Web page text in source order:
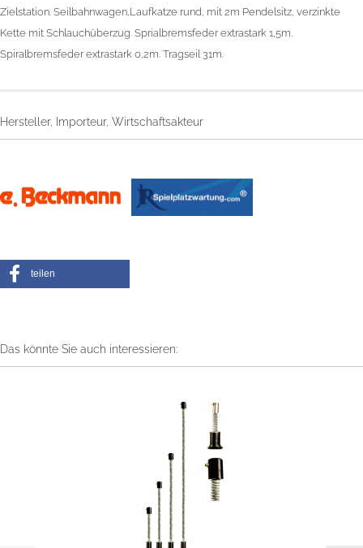
Zielstation. Seilbahnwagen,Laufkatze rund, mit 2m Pendelsitz, verzinkte
Kette mit Schlauchüberzug. Sprialbremsfeder extrastark 1,5m.
Spiralbremsfeder extrastark 0,2m. Tragseil 31m.
Hersteller, Importeur, Wirtschaftsakteur
teilen
Das könnte Sie auch interessieren: